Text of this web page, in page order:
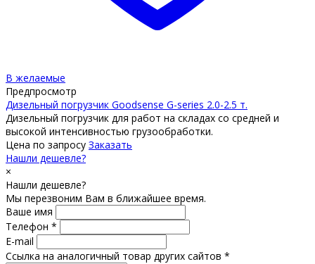
В желаемые
Предпросмотр
Дизельный погрузчик Goodsense G-series 2.0-2.5 т.
Дизельный погрузчик для работ на складах со средней и
высокой интенсивностью грузообработки.
Цена по запросу Заказать
Нашли дешевле?
×
Нашли дешевле?
Мы перезвоним Вам в ближайшее время.
Ваше имя
Телефон *
E-mail
Ссылка на аналогичный товар других сайтов *